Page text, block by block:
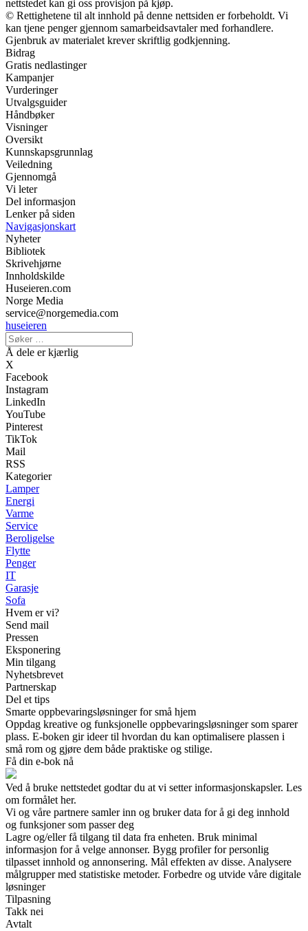
nettstedet kan gi oss provisjon på kjøp.
© Rettighetene til alt innhold på denne nettsiden er forbeholdt. Vi
kan tjene penger gjennom samarbeidsavtaler med forhandlere.
Gjenbruk av materialet krever skriftlig godkjenning.
Bidrag
Gratis nedlastinger
Kampanjer
Vurderinger
Utvalgsguider
Håndbøker
Visninger
Oversikt
Kunnskapsgrunnlag
Veiledning
Gjennomgå
Vi leter
Del informasjon
Lenker på siden
Navigasjonskart
Nyheter
Bibliotek
Skrivehjørne
Innholdskilde
Huseieren.com
Norge Media
service@norgemedia.com
huseieren
Å dele er kjærlig
X
Facebook
Instagram
LinkedIn
YouTube
Pinterest
TikTok
Mail
RSS
Kategorier
Lamper
Energi
Varme
Service
Beroligelse
Flytte
Penger
IT
Garasje
Sofa
Hvem er vi?
Send mail
Pressen
Eksponering
Min tilgang
Nyhetsbrevet
Partnerskap
Del et tips
Smarte oppbevaringsløsninger for små hjem
Oppdag kreative og funksjonelle oppbevaringsløsninger som sparer
plass. E-boken gir ideer til hvordan du kan optimalisere plassen i
små rom og gjøre dem både praktiske og stilige.
Få din e-bok nå
Ved å bruke nettstedet godtar du at vi setter informasjonskapsler. Les
om formålet her.
Vi og våre partnere samler inn og bruker data for å gi deg innhold
og funksjoner som passer deg
Lagre og/eller få tilgang til data fra enheten. Bruk minimal
informasjon for å velge annonser. Bygg profiler for personlig
tilpasset innhold og annonsering. Mål effekten av disse. Analysere
målgrupper med statistiske metoder. Forbedre og utvide våre digitale
løsninger
Tilpasning
Takk nei
Avtalt